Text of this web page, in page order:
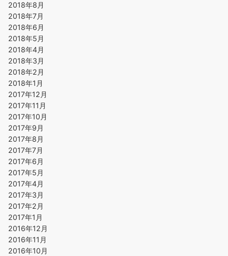
2018年8月
2018年7月
2018年6月
2018年5月
2018年4月
2018年3月
2018年2月
2018年1月
2017年12月
2017年11月
2017年10月
2017年9月
2017年8月
2017年7月
2017年6月
2017年5月
2017年4月
2017年3月
2017年2月
2017年1月
2016年12月
2016年11月
2016年10月